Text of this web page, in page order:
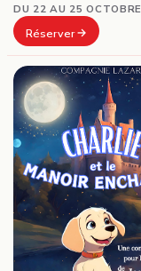
DU 22 AU 25 OCTOBRE
Réserver